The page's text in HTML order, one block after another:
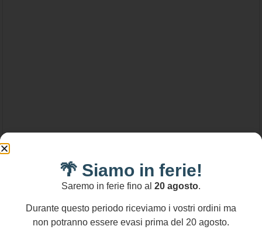
41,00€ 89,00
Bracciale di perle con charms Cuore,
bracciale delicato e minimalista, perle
Maiorca con ciondoli acciaio inox, regalo
🌴 Siamo in ferie!
Saremo in ferie fino al 20 agosto.
Durante questo periodo riceviamo i vostri ordini ma
non potranno essere evasi prima del 20 agosto.